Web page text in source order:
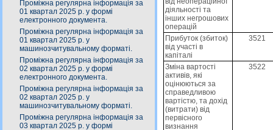
Проміжна регулярна інформація за
01 квартал 2025 р. у формі
електронного документа.
Проміжна регулярна інформація за
01 квартал 2025 р. у
машинозчитувальному форматі.
Проміжна регулярна інформація за
02 квартал 2025 р. у формі
електронного документа.
Проміжна регулярна інформація за
02 квартал 2025 р. у
машинозчитувальному форматі.
Проміжна регулярна інформація за
03 квартал 2025 р. у формі
діяльності та
інших негрошових
операцій
Прибуток (збиток)
від участі в
капіталі
3521
Зміна вартості
активів, які
оцінюються за
справедливою
вартістю, та дохід
(витрати) від
первісного
визнання
3522